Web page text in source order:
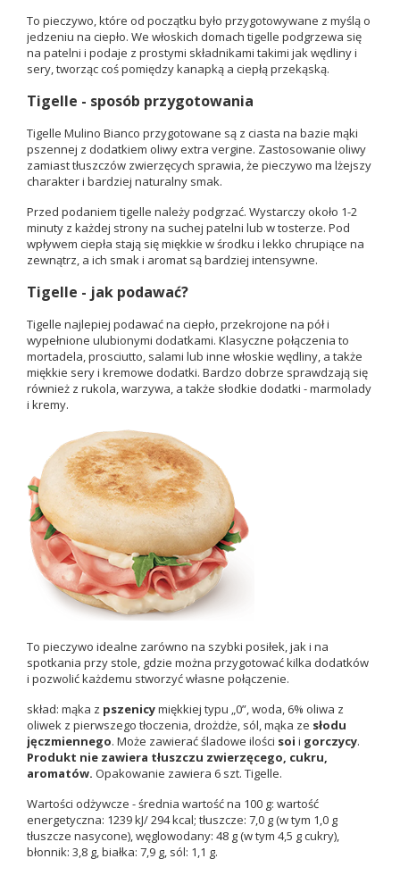
To pieczywo, które od początku było przygotowywane z myślą o
jedzeniu na ciepło. We włoskich domach tigelle podgrzewa się
na patelni i podaje z prostymi składnikami takimi jak wędliny i
sery, tworząc coś pomiędzy kanapką a ciepłą przekąską.
Tigelle - sposób przygotowania
Tigelle Mulino Bianco przygotowane są z ciasta na bazie mąki
pszennej z dodatkiem oliwy extra vergine. Zastosowanie oliwy
zamiast tłuszczów zwierzęcych sprawia, że pieczywo ma lżejszy
charakter i bardziej naturalny smak.
Przed podaniem tigelle należy podgrzać. Wystarczy około 1-2
minuty z każdej strony na suchej patelni lub w tosterze. Pod
wpływem ciepła stają się miękkie w środku i lekko chrupiące na
zewnątrz, a ich smak i aromat są bardziej intensywne.
Tigelle - jak podawać?
Tigelle najlepiej podawać na ciepło, przekrojone na pół i
wypełnione ulubionymi dodatkami. Klasyczne połączenia to
mortadela, prosciutto, salami lub inne włoskie wędliny, a także
miękkie sery i kremowe dodatki. Bardzo dobrze sprawdzają się
również z rukola, warzywa, a także słodkie dodatki - marmolady
i kremy.
To pieczywo idealne zarówno na szybki posiłek, jak i na
spotkania przy stole, gdzie można przygotować kilka dodatków
i pozwolić każdemu stworzyć własne połączenie.
skład: mąka z pszenicymiękkiej typu „0”, woda, 6% oliwa z
oliwek z pierwszego tłoczenia, drożdże, sól, mąka ze słodu
jęczmiennego. Może zawierać śladowe ilości soi i gorczycy.
Produkt nie zawiera tłuszczu zwierzęcego, cukru,
aromatów. Opakowanie zawiera 6 szt. Tigelle.
Wartości odżywcze - średnia wartość na 100 g: wartość
energetyczna: 1239 kJ/ 294 kcal; tłuszcze: 7,0 g (w tym 1,0 g
tłuszcze nasycone), węglowodany: 48 g (w tym 4,5 g cukry),
błonnik: 3,8 g, białka: 7,9 g, sól: 1,1 g.